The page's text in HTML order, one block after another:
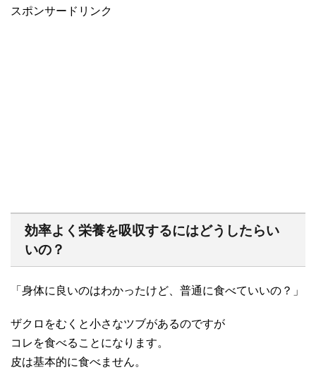
スポンサードリンク
効率よく栄養を吸収するにはどうしたらい
いの？
「身体に良いのはわかったけど、普通に食べていいの？」
ザクロをむくと小さなツブがあるのですが
コレを食べることになります。
皮は基本的に食べません。